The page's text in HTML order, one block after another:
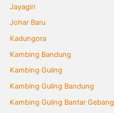
Jayagiri
Johar Baru
Kadungora
Kambing Bandung
Kambing Guling
Kambing Guling Bandung
Kambing Guling Bantar Gebang